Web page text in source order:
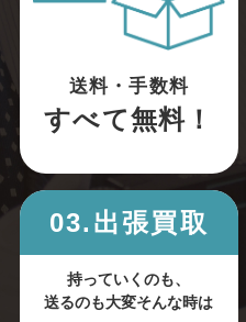
送料・手数料
すべて無料！
03.出張買取
持っていくのも、
送るのも大変そんな時は